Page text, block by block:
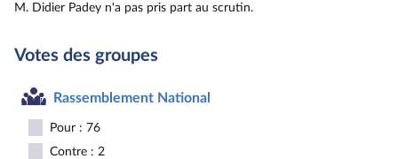
M. Didier Padey n'a pas pris part au scrutin.
Votes des groupes
Rassemblement National
Pour : 76
Contre : 2